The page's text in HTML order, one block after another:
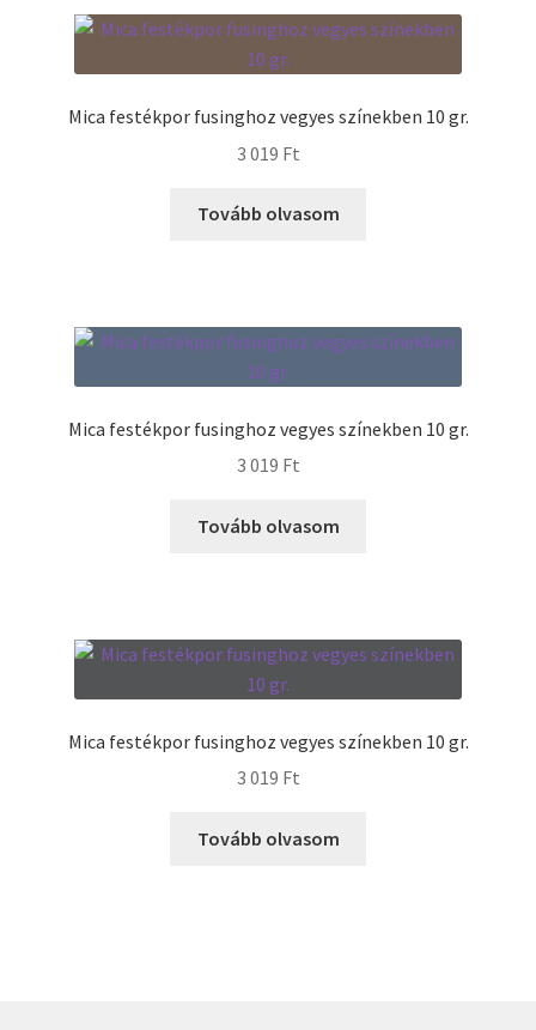
Termékek
Uvegek
Mica festékpor fusinghoz vegyes színekben 10 gr.
3 019 Ft
Tovább olvasom
Mica festékpor fusinghoz vegyes színekben 10 gr.
3 019 Ft
Tovább olvasom
Mica festékpor fusinghoz vegyes színekben 10 gr.
3 019 Ft
Tovább olvasom